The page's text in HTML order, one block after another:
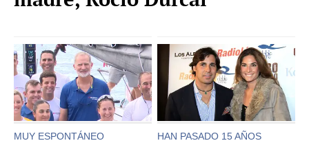
MUY ESPONTÁNEO HAN PASADO 15 AÑOS